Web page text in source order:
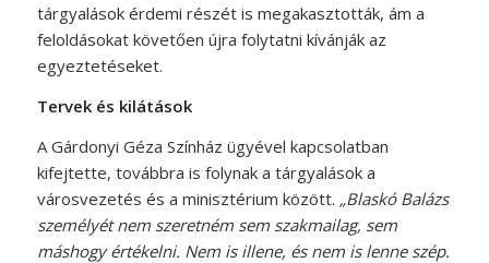
tárgyalások érdemi részét is megakasztották, ám a
feloldásokat követően újra folytatni kívánják az
egyeztetéseket.
Tervek és kilátások
A Gárdonyi Géza Színház ügyével kapcsolatban
kifejtette, továbbra is folynak a tárgyalások a
városvezetés és a minisztérium között. „Blaskó Balázs
személyét nem szeretném sem szakmailag, sem
máshogy értékelni. Nem is illene, és nem is lenne szép.